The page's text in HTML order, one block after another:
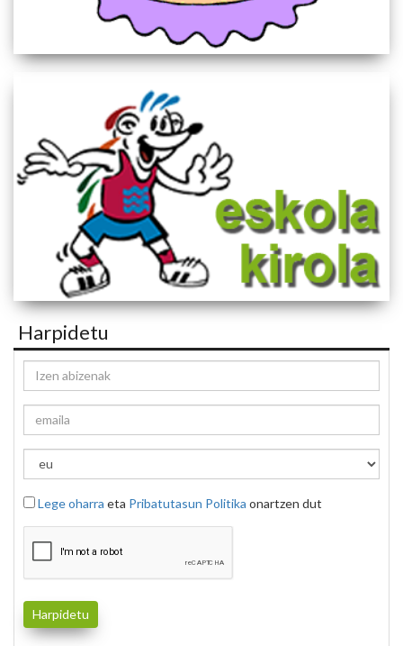
Harpidetu
Lege oharra eta Pribatutasun Politika onartzen dut